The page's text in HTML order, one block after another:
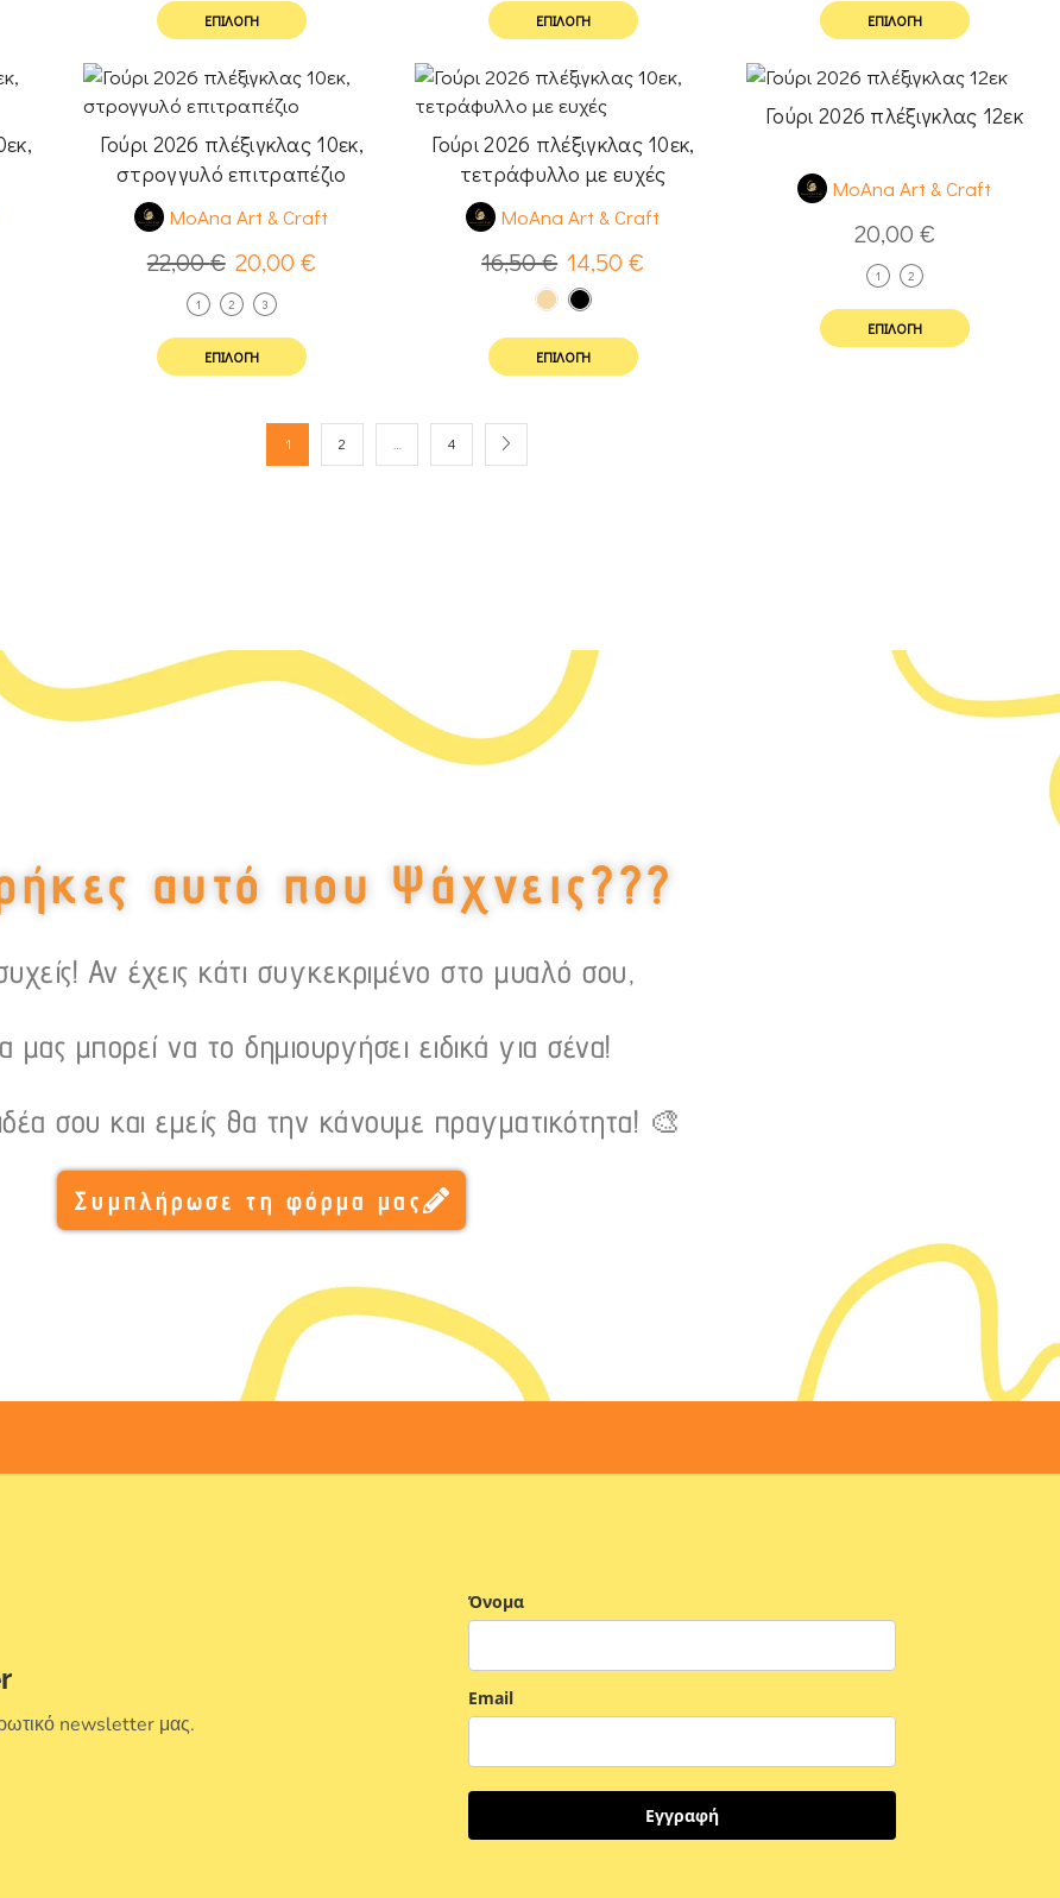
ΕΠΙΛΟΓΉ ΕΠΙΛΟΓΉ ΕΠΙΛΟΓΉ
Γούρι 2026 πλέξιγκλας 10εκ,
στρογγυλό επιτραπέζιο
MoAna Art & Craft
22,00€ 20,00 €
1 2 3
ΕΠΙΛΟΓΉ
Γούρι 2026 πλέξιγκλας 10εκ,
τετράφυλλο με ευχές
MoAna Art & Craft
16,50€ 14,50€
ΕΠΙΛΟΓΉ
Γούρι 2026 πλέξιγκλας 12εκ
MoAna Art & Craft
20,00 €
1 2
ΕΠΙΛΟΓΉ
1 2 … 4
αυτό που Ψάχνεις???
Αν έχεις κάτι συγκεκριμένο στο μυαλό σου,
μας μπορεί να το δημιουργήσει ειδικά για σένα!
σου και εμείς θα την κάνουμε πραγματικότητα! 🎨
Συμπλήρωσε τη φόρμα μας
newsletter μας.
Όνομα
Email
Εγγραφή